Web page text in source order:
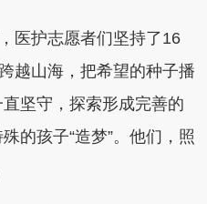
护志愿者们坚持了16
越山海，把希望的种子播
坚守，探索形成完善的
的孩子“造梦”。他们，照